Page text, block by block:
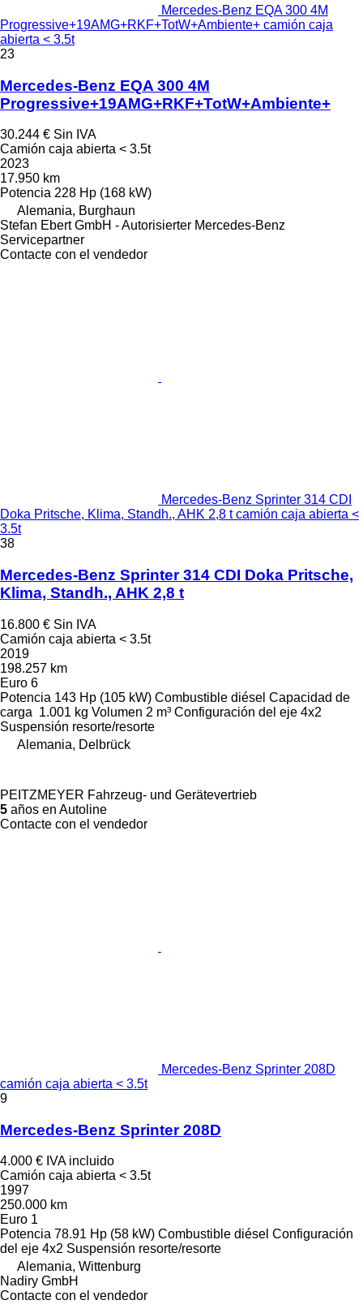
Mercedes-Benz EQA 300 4M
Progressive+19AMG+RKF+TotW+Ambiente+ camión caja
abierta < 3.5t
23
Mercedes-Benz EQA 300 4M
Progressive+19AMG+RKF+TotW+Ambiente+
30.244 € Sin IVA
Camión caja abierta < 3.5t
2023
17.950 km
Potencia 228 Hp (168 kW)
Alemania, Burghaun
Stefan Ebert GmbH - Autorisierter Mercedes-Benz
Servicepartner
Contacte con el vendedor
Mercedes-Benz Sprinter 314 CDI
Doka Pritsche, Klima, Standh., AHK 2,8 t camión caja abierta <
3.5t
38
Mercedes-Benz Sprinter 314 CDI Doka Pritsche,
Klima, Standh., AHK 2,8 t
16.800 € Sin IVA
Camión caja abierta < 3.5t
2019
198.257 km
Euro 6
Potencia 143 Hp (105 kW) Combustible diésel Capacidad de
carga 1.001 kg Volumen 2 m³ Configuración del eje 4x2
Suspensión resorte/resorte
Alemania, Delbrück
PEITZMEYER Fahrzeug- und Gerätevertrieb
5 años en Autoline
Contacte con el vendedor
Mercedes-Benz Sprinter 208D
camión caja abierta < 3.5t
9
Mercedes-Benz Sprinter 208D
4.000 € IVA incluido
Camión caja abierta < 3.5t
1997
250.000 km
Euro 1
Potencia 78.91 Hp (58 kW) Combustible diésel Configuración
del eje 4x2 Suspensión resorte/resorte
Alemania, Wittenburg
Nadiry GmbH
Contacte con el vendedor